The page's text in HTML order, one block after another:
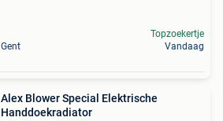
Gent
Topzoekertje
Vandaag
Alex Blower Special Elektrische
Handdoekradiator